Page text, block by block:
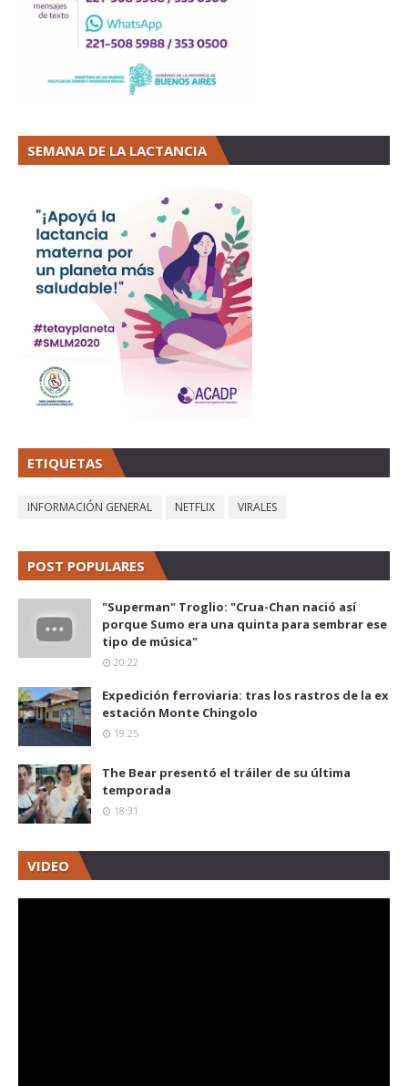
SEMANA DE LA LACTANCIA
ETIQUETAS
INFORMACIÓN GENERAL NETFLIX VIRALES
POST POPULARES
"Superman" Troglio: "Crua-Chan nació así
porque Sumo era una quinta para sembrar ese
tipo de música"
20:22
Expedición ferroviaria: tras los rastros de la ex
estación Monte Chingolo
19:25
The Bear presentó el tráiler de su última
temporada
18:31
VIDEO